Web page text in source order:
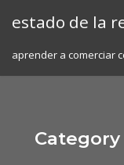
estado de la
aprender a comerciar